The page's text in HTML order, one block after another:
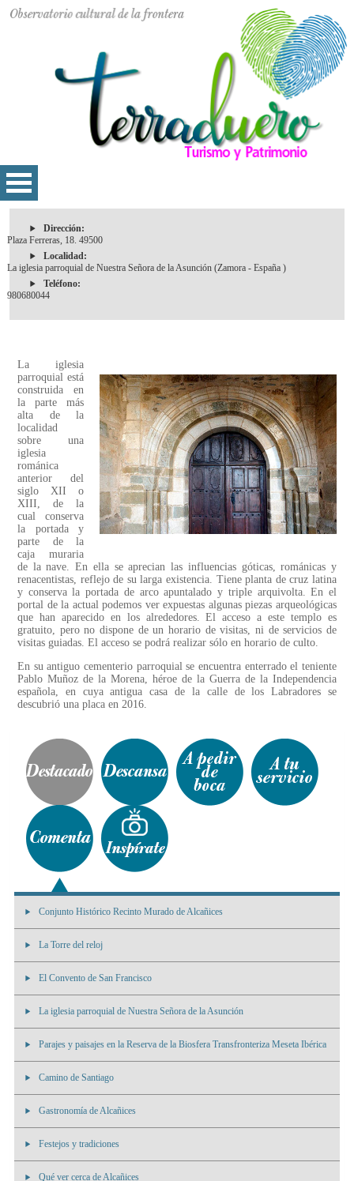
Dirección:
Plaza Ferreras, 18. 49500
Localidad:
La iglesia parroquial de Nuestra Señora de la Asunción (Zamora - España )
Teléfono:
980680044
La iglesia
parroquial está
construida en
la parte más
alta de la
localidad
sobre una
iglesia
románica
anterior del
siglo XII o
XIII, de la
cual conserva
la portada y
parte de la
caja muraria
de la nave. En ella se aprecian las influencias góticas, románicas y
renacentistas, reflejo de su larga existencia. Tiene planta de cruz latina
y conserva la portada de arco apuntalado y triple arquivolta. En el
portal de la actual podemos ver expuestas algunas piezas arqueológicas
que han aparecido en los alrededores. El acceso a este templo es
gratuito, pero no dispone de un horario de visitas, ni de servicios de
visitas guiadas. El acceso se podrá realizar sólo en horario de culto.
En su antiguo cementerio parroquial se encuentra enterrado el teniente
Pablo Muñoz de la Morena, héroe de la Guerra de la Independencia
española, en cuya antigua casa de la calle de los Labradores se
descubrió una placa en 2016.
Conjunto Histórico Recinto Murado de Alcañices
La Torre del reloj
El Convento de San Francisco
La iglesia parroquial de Nuestra Señora de la Asunción
Parajes y paisajes en la Reserva de la Biosfera Transfronteriza Meseta Ibérica
Camino de Santiago
Gastronomía de Alcañices
Festejos y tradiciones
Qué ver cerca de Alcañices